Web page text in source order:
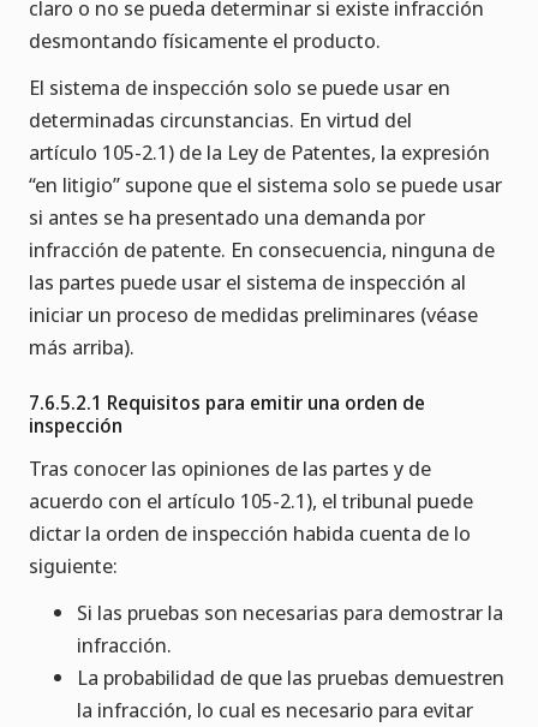
claro o no se pueda determinar si existe infracción
desmontando físicamente el producto.
El sistema de inspección solo se puede usar en
determinadas circunstancias. En virtud del
artículo 105-2.1) de la Ley de Patentes, la expresión
“en litigio” supone que el sistema solo se puede usar
si antes se ha presentado una demanda por
infracción de patente. En consecuencia, ninguna de
las partes puede usar el sistema de inspección al
iniciar un proceso de medidas preliminares (véase
más arriba).
7.6.5.2.1 Requisitos para emitir una orden de
inspección
Tras conocer las opiniones de las partes y de
acuerdo con el artículo 105-2.1), el tribunal puede
dictar la orden de inspección habida cuenta de lo
siguiente:
Si las pruebas son necesarias para demostrar la
infracción.
La probabilidad de que las pruebas demuestren
la infracción, lo cual es necesario para evitar